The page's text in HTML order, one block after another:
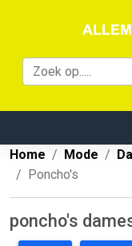
Home
Mode
Poncho's
poncho's